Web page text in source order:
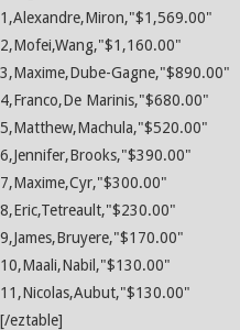
1,Alexandre,Miron,"$1,569.00"
2,Mofei,Wang,"$1,160.00"
3,Maxime,Dube-Gagne,"$890.00"
4,Franco,De Marinis,"$680.00"
5,Matthew,Machula,"$520.00"
6,Jennifer,Brooks,"$390.00"
7,Maxime,Cyr,"$300.00"
8,Eric,Tetreault,"$230.00"
9,James,Bruyere,"$170.00"
10,Maali,Nabil,"$130.00"
11,Nicolas,Aubut,"$130.00"
[/eztable]